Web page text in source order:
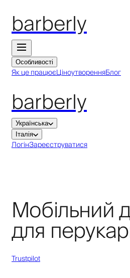
barberly
Особливості
Як це працюєЦіноутворенняБлог
barberly
Українська
Італія
ЛогінЗареєструватися
Мобільний
для
Trustpilot